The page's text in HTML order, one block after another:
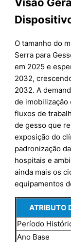
Visão
O tamanho do
Serra para
em 2025 e
2032,
2032. A
de imobilização
fluxos de
de gesso que
exposição do
padronização
hospitais e
ainda mais os
equipamentos
ATRIBUTO
Período
Ano Base